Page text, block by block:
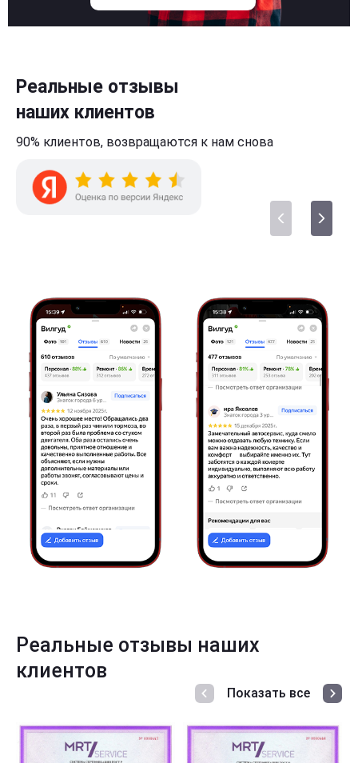
Реальные отзывы
наших клиентов
90% клиентов, возвращаются к нам снова
Реальные отзывы наших
клиентов
Показать все